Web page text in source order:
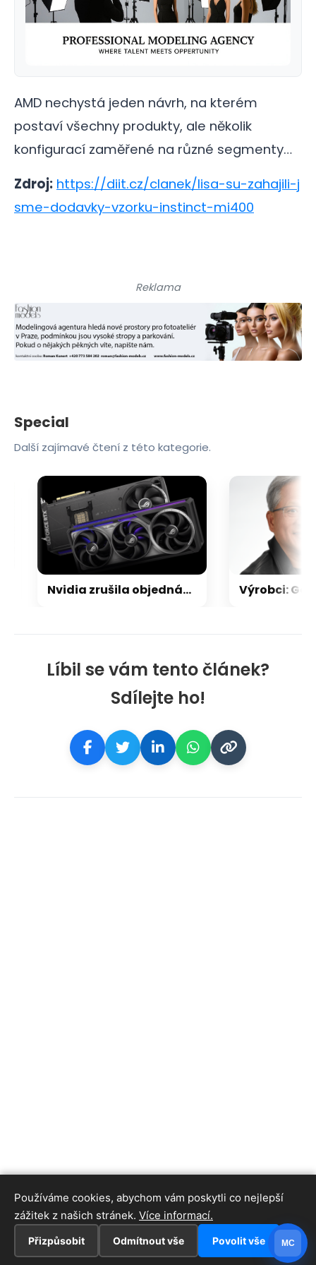
AMD nechystá jeden návrh, na kterém
postaví všechny produkty, ale několik
konfigurací zaměřené na různé segmenty…
Zdroj: https://diit.cz/clanek/lisa-su-zahajili-j
sme-dodavky-vzorku-instinct-mi400
Líbil se vám tento článek?
Sdílejte ho!
Reklama
Special
Další zajímavé čtení z této kategorie.
Nvidia zrušila objednávku GeForce RTX 5090 za $4600, Asus ji prý dodá za $5200
Používáme cookies, abychom vám poskytli co nejlepší
zážitek z našich stránek. Více informací.
Přizpůsobit Odmítnout vše Povolit vše MC